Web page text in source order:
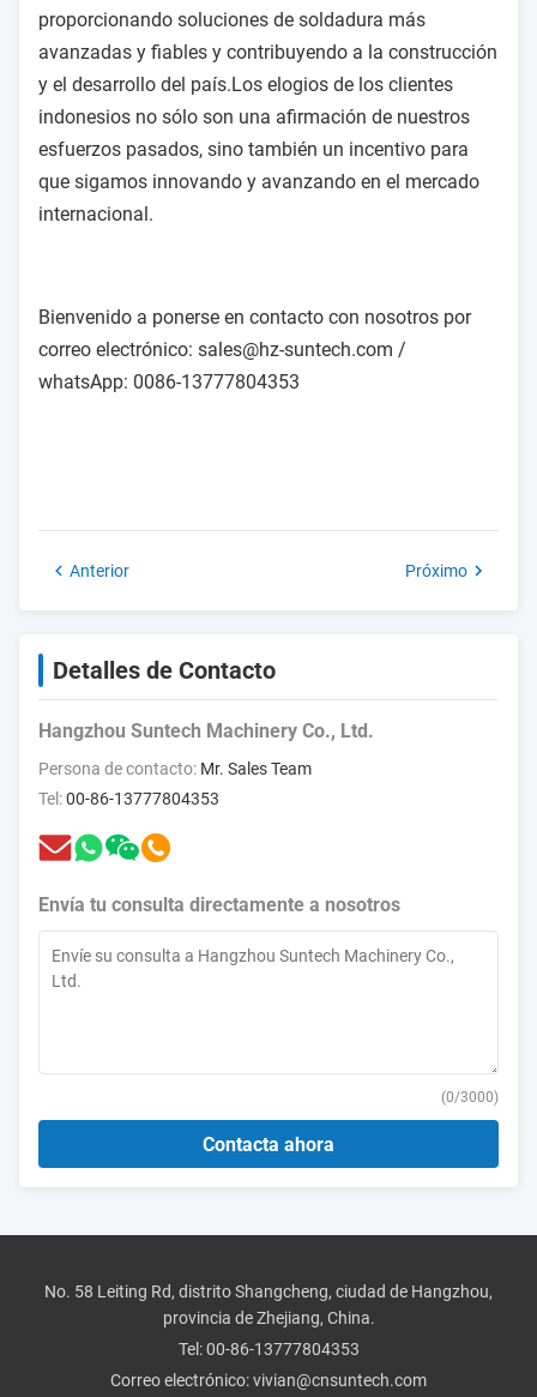
proporcionando soluciones de soldadura más
avanzadas y fiables y contribuyendo a la construcción
y el desarrollo del país.Los elogios de los clientes
indonesios no sólo son una afirmación de nuestros
esfuerzos pasados, sino también un incentivo para
que sigamos innovando y avanzando en el mercado
internacional.
Bienvenido a ponerse en contacto con nosotros por
correo electrónico: sales@hz-suntech.com /
whatsApp: 0086-13777804353
Anterior Próximo
Detalles de Contacto
Hangzhou Suntech Machinery Co., Ltd.
Persona de contacto: Mr. Sales Team
Tel:00-86-13777804353
Envía tu consulta directamente a nosotros
(0/3000)
Contacta ahora
No. 58 Leiting Rd, distrito Shangcheng, ciudad de Hangzhou,
provincia de Zhejiang, China.
Tel:00-86-13777804353
Correo electrónico:vivian@cnsuntech.com